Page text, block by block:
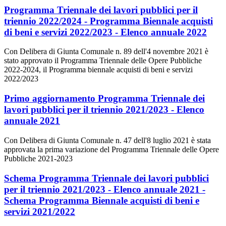
Programma Triennale dei lavori pubblici per il
triennio 2022/2024 - Programma Biennale acquisti
di beni e servizi 2022/2023 - Elenco annuale 2022
Con Delibera di Giunta Comunale n. 89 dell'4 novembre 2021 è
stato approvato il Programma Triennale delle Opere Pubbliche
2022-2024, il Programma biennale acquisti di beni e servizi
2022/2023
Primo aggiornamento Programma Triennale dei
lavori pubblici per il triennio 2021/2023 - Elenco
annuale 2021
Con Delibera di Giunta Comunale n. 47 dell'8 luglio 2021 è stata
approvata la prima variazione del Programma Triennale delle Opere
Pubbliche 2021-2023
Schema Programma Triennale dei lavori pubblici
per il triennio 2021/2023 - Elenco annuale 2021 -
Schema Programma Biennale acquisti di beni e
servizi 2021/2022